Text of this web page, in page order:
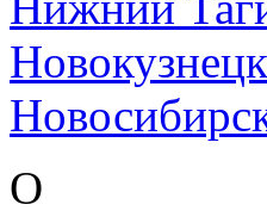
Новокузнецк
О